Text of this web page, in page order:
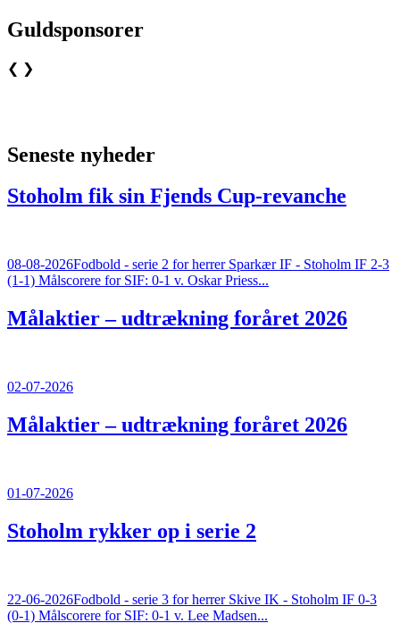
Guldsponsorer
❮ ❯
Seneste nyheder
Stoholm fik sin Fjends Cup-revanche
08-08-2026Fodbold - serie 2 for herrer Sparkær IF - Stoholm IF 2-3
(1-1) Målscorere for SIF: 0-1 v. Oskar Priess...
Målaktier – udtrækning foråret 2026
02-07-2026
Målaktier – udtrækning foråret 2026
01-07-2026
Stoholm rykker op i serie 2
22-06-2026Fodbold - serie 3 for herrer Skive IK - Stoholm IF 0-3
(0-1) Målscorere for SIF: 0-1 v. Lee Madsen...